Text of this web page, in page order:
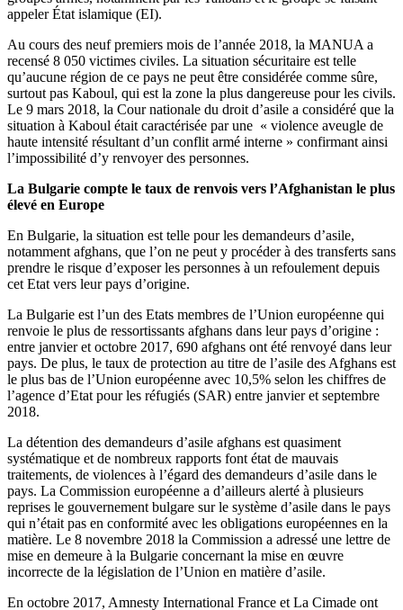
appeler État islamique (EI).
Au cours des neuf premiers mois de l’année 2018, la MANUA a
recensé 8 050 victimes civiles. La situation sécuritaire est telle
qu’aucune région de ce pays ne peut être considérée comme sûre,
surtout pas Kaboul, qui est la zone la plus dangereuse pour les civils.
Le 9 mars 2018, la Cour nationale du droit d’asile a considéré que la
situation à Kaboul était caractérisée par une « violence aveugle de
haute intensité résultant d’un conflit armé interne » confirmant ainsi
l’impossibilité d’y renvoyer des personnes.
La Bulgarie compte le taux de renvois vers l’Afghanistan le plus
élevé en Europe
En Bulgarie, la situation est telle pour les demandeurs d’asile,
notamment afghans, que l’on ne peut y procéder à des transferts sans
prendre le risque d’exposer les personnes à un refoulement depuis
cet Etat vers leur pays d’origine.
La Bulgarie est l’un des Etats membres de l’Union européenne qui
renvoie le plus de ressortissants afghans dans leur pays d’origine :
entre janvier et octobre 2017, 690 afghans ont été renvoyé dans leur
pays. De plus, le taux de protection au titre de l’asile des Afghans est
le plus bas de l’Union européenne avec 10,5% selon les chiffres de
l’agence d’Etat pour les réfugiés (SAR) entre janvier et septembre
2018.
La détention des demandeurs d’asile afghans est quasiment
systématique et de nombreux rapports font état de mauvais
traitements, de violences à l’égard des demandeurs d’asile dans le
pays. La Commission européenne a d’ailleurs alerté à plusieurs
reprises le gouvernement bulgare sur le système d’asile dans le pays
qui n’était pas en conformité avec les obligations européennes en la
matière. Le 8 novembre 2018 la Commission a adressé une lettre de
mise en demeure à la Bulgarie concernant la mise en œuvre
incorrecte de la législation de l’Union en matière d’asile.
En octobre 2017, Amnesty International France et La Cimade ont